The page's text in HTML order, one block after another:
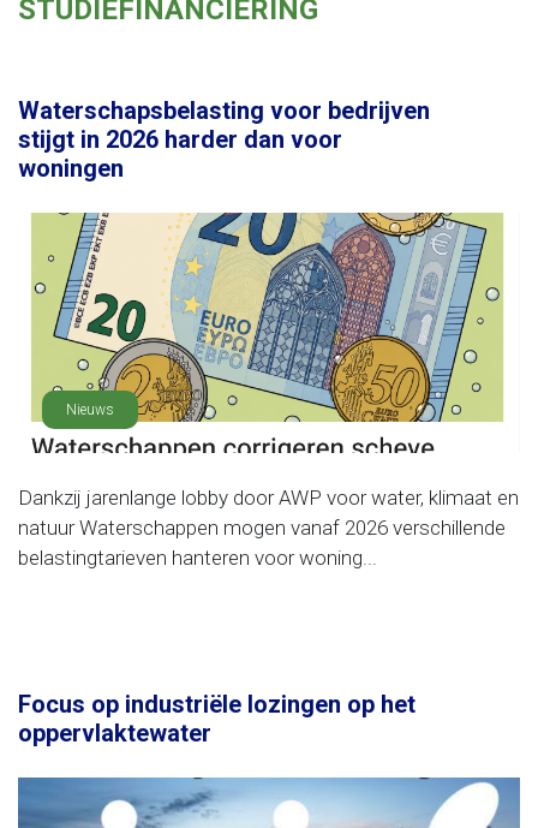
STUDIEFINANCIERING
Waterschapsbelasting voor bedrijven
stijgt in 2026 harder dan voor
woningen
Nieuws
Dankzij jarenlange lobby door AWP voor water, klimaat en
natuur Waterschappen mogen vanaf 2026 verschillende
belastingtarieven hanteren voor woning...
Focus op industriële lozingen op het
oppervlaktewater